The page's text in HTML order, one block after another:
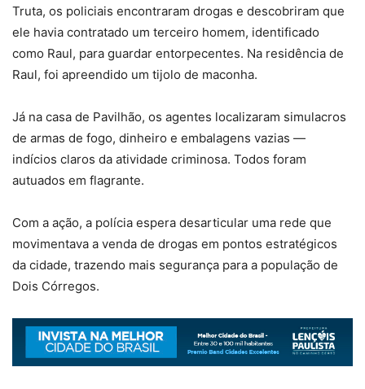
Truta, os policiais encontraram drogas e descobriram que
ele havia contratado um terceiro homem, identificado
como Raul, para guardar entorpecentes. Na residência de
Raul, foi apreendido um tijolo de maconha.
Já na casa de Pavilhão, os agentes localizaram simulacros
de armas de fogo, dinheiro e embalagens vazias —
indícios claros da atividade criminosa. Todos foram
autuados em flagrante.
Com a ação, a polícia espera desarticular uma rede que
movimentava a venda de drogas em pontos estratégicos
da cidade, trazendo mais segurança para a população de
Dois Córregos.